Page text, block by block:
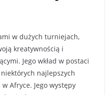
w dużych turniejach,
kreatywnością i
Jego wkład w postaci
najlepszych
Afryce. Jego występy